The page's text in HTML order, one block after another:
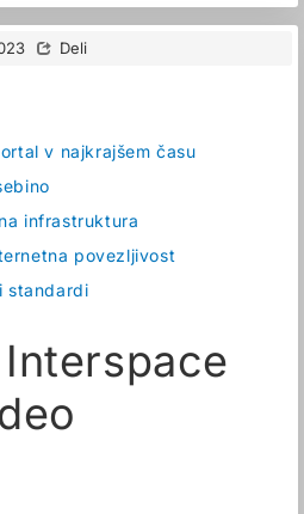
Deli
v najkrajšem času
infrastruktura
povezljivost
standardi